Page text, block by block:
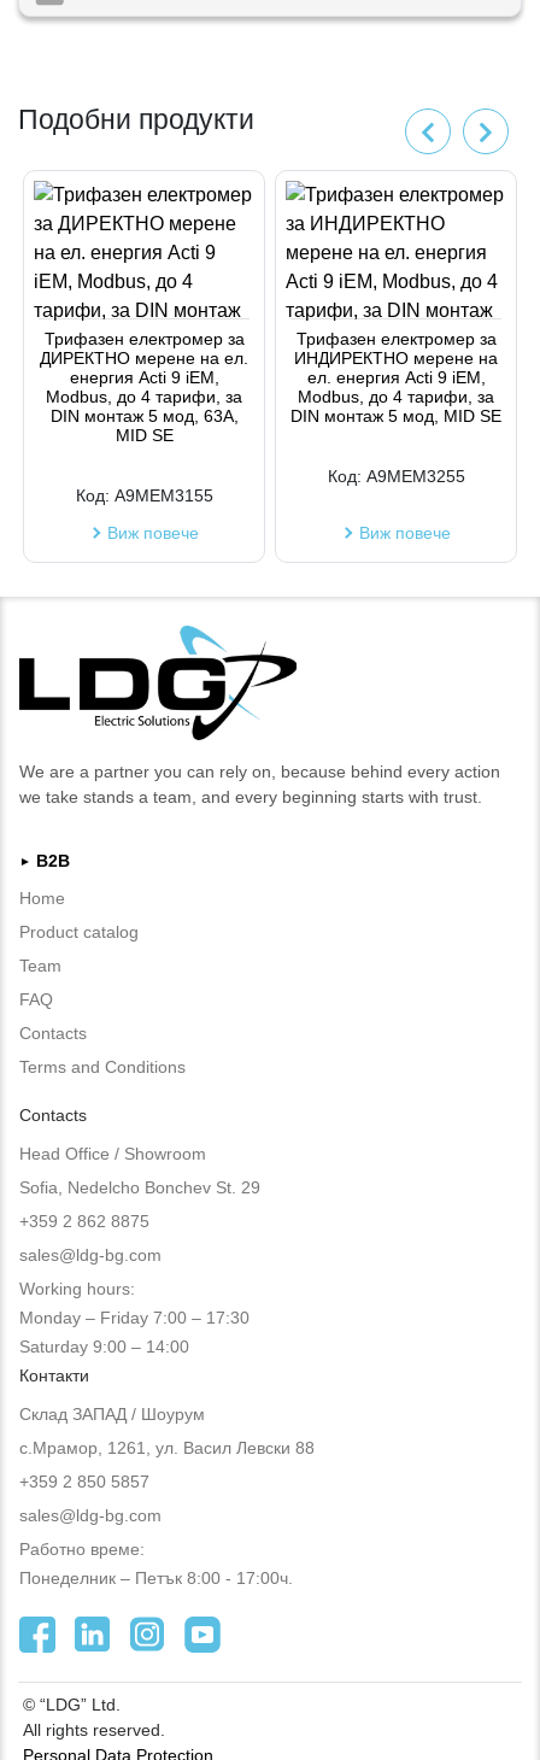
Подобни продукти
Трифазен електромер за
ДИРЕКТНО мерене на ел.
енергия Acti 9 iEM,
Modbus, до 4 тарифи, за
DIN монтаж 5 мод, 63A,
MID SE
Код: A9MEM3155
Виж повече
Трифазен електромер за
ИНДИРЕКТНО мерене на
ел. енергия Acti 9 iEM,
Modbus, до 4 тарифи, за
DIN монтаж 5 мод, MID SE
Код: A9MEM3255
Виж повече
We are a partner you can rely on, because behind every action
we take stands a team, and every beginning starts with trust.
►
B2B
Home
Product catalog
Team
FAQ
Contacts
Terms and Conditions
Contacts
Head Office / Showroom
Sofia, Nedelcho Bonchev St. 29
+359 2 862 8875
sales@ldg-bg.com
Working hours:
Monday – Friday 7:00 – 17:30
Saturday 9:00 – 14:00
Контакти
Склад ЗАПАД / Шоурум
с.Мрамор, 1261, ул. Васил Левски 88
+359 2 850 5857
sales@ldg-bg.com
Работно време:
Понеделник – Петък 8:00 - 17:00ч.
© “LDG” Ltd.
All rights reserved.
Personal Data Protection